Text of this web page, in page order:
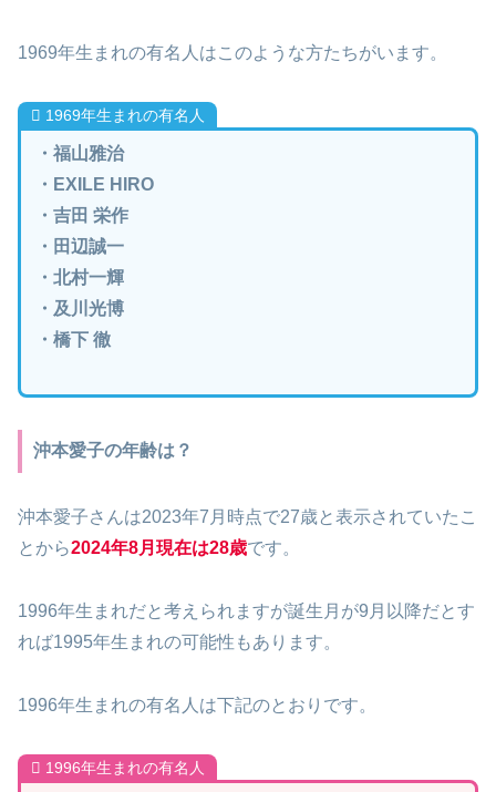
1969年生まれの有名人はこのような方たちがいます。
1969年生まれの有名人
・福山雅治
・EXILE HIRO
・吉田 栄作
・田辺誠一
・北村一輝
・及川光博
・橋下 徹
沖本愛子の年齢は？
沖本愛子さんは2023年7月時点で27歳と表示されていたこ
とから2024年8月現在は28歳です。
1996年生まれだと考えられますが誕生月が9月以降だとす
れば1995年生まれの可能性もあります。
1996年生まれの有名人は下記のとおりです。
1996年生まれの有名人